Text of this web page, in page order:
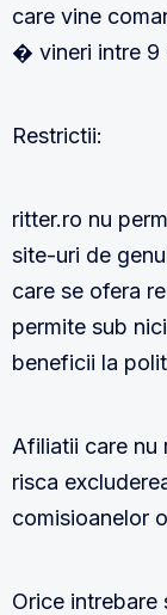
care vine
� vineri intre 9
Restrictii:
ritter.ro nu
site-uri de
care se ofera
permite sub
beneficii la
Afiliatii care nu
risca
comisioanelor
Orice intrebare